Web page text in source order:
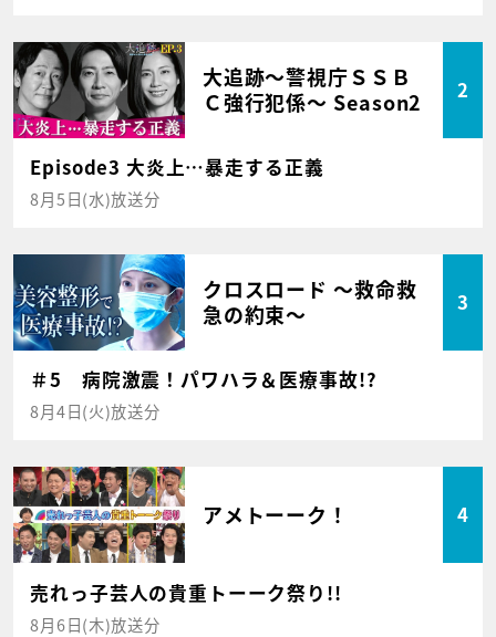
大追跡～警視庁ＳＳＢ
Ｃ強行犯係～ Season2
2
Episode3 大炎上…暴走する正義
8月5日(水)放送分
クロスロード ～救命救
急の約束～
3
＃5 病院激震！パワハラ＆医療事故!?
8月4日(火)放送分
アメトーーク！ 4
売れっ子芸人の貴重トーーク祭り!!
8月6日(木)放送分